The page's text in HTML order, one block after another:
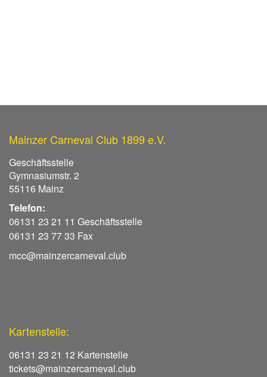
Mainzer Carneval Club 1899 e.V.
Geschäftsstelle
Gymnasiumstr. 2
55116 Mainz
Telefon:
06131 23 21 11 Geschäftsstelle
06131 23 77 33 Fax
mcc@mainzercarneval.club
Kartenstelle:
06131 23 21 12 Kartenstelle
tickets@mainzercarneval.club